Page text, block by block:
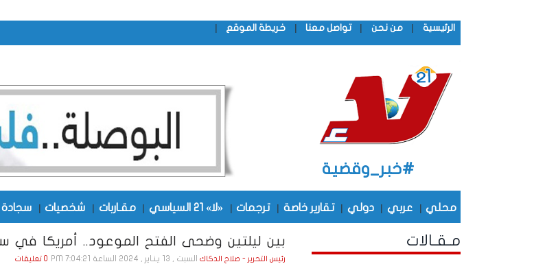
الرئيسية | من نحن | تواصل معنا | خريطة الموقع |
#خبر_وقضية
محلي | عربي | دولي | تقارير خاصة | ترجمات | «لا» 21 السياسي | مقـاربات | شخصيات | سجادة
بين ليلتين وضحى الفتح الموعود.. أمريكا في
رئيس التحرير - صلاح الدكاكالسبت , 13 يـنـاير , 2024 الساعة 7:04:21 PM 0 تعليقات
مـقـالات